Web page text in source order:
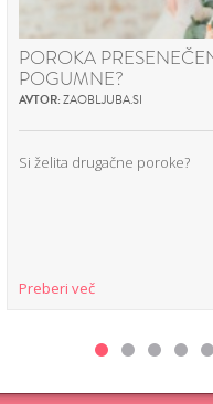
POROKA
POGUMNE?
AVTOR:ZAOBLJUBA.SI
Si želita drugačne poroke?
Preberi več